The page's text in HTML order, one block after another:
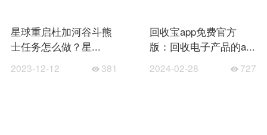
星球重启杜加河谷斗熊
士任务怎么做？星...
2023-12-12 381
回收宝app免费官方
版：回收电子产品的a...
2024-02-28 727